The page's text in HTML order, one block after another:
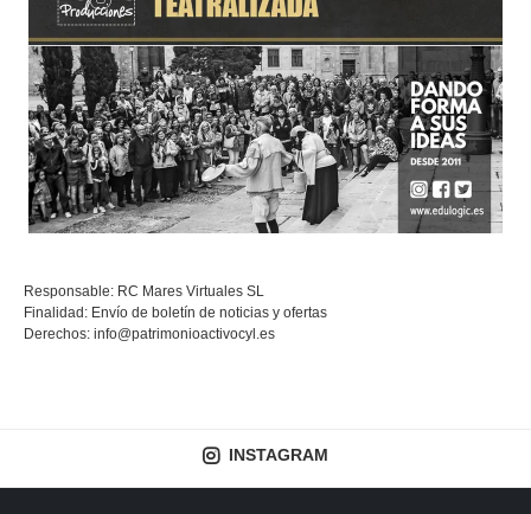
Responsable: RC Mares Virtuales SL
Finalidad: Envío de boletín de noticias y ofertas
Derechos: info@patrimonioactivocyl.es
INSTAGRAM